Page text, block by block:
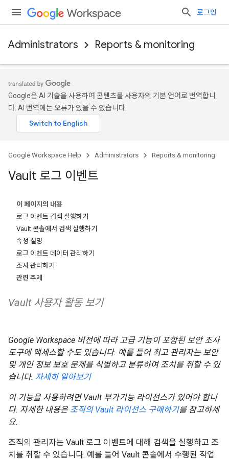
로그인
Administrators Reports & monitoring
Google은 AI 기술을 사용하여 콘텐츠를 사용자의 기본 언어로 번역합니
다. AI 번역에는 오류가 있을 수 있습니다.
Google Workspace Help Administrators Reports & monitoring
Vault 로그 이벤트
이 페이지의 내용
로그 이벤트 검색 실행하기
Vault 콘솔에서 검색 실행하기
속성 설명
로그 이벤트 데이터 관리하기
조사 관리하기
관련 주제
Vault 사용자 활동 보기
Google Workspace 버전에 따라 고급 기능이 포함된 보안 조사
도구에 액세스할 수도 있습니다. 예를 들어 최고 관리자는 보안
및 개인 정보 보호 문제를 식별하고 분류하여 조치를 취할 수 있
습니다. 자세히 알아보기
이 기능을 사용하려면 Vault 부가기능 라이선스가 있어야 합니
다. 자세한 내용은 조직의 Vault 라이선스 구매하기를 참고하세
요.
조직의 관리자는 Vault 로그 이벤트에 대해 검색을 실행하고 조
치를 취할 수 있습니다. 예를 들어 Vault 콘솔에서 수행된 작업